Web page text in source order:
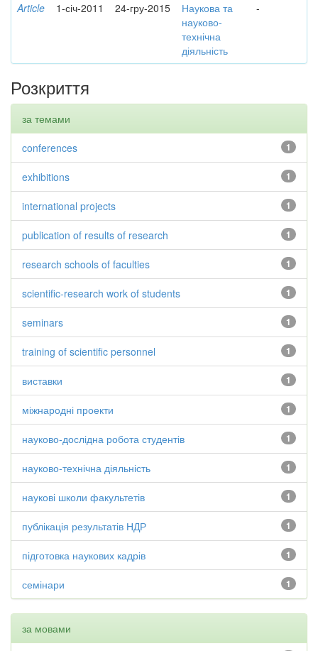
Article 1-січ-2011 24-гру-2015
Наукова та
науково-
технічна
діяльність
-
Розкриття
за темами
1
conferences
1
exhibitions
1
international projects
1
publication of results of research
1
research schools of faculties
1
scientific-research work of students
1
seminars
1
training of scientific personnel
1
виставки
1
міжнародні проекти
1
науково-дослідна робота студентів
1
науково-технічна діяльність
1
наукові школи факультетів
1
публікація результатів НДР
1
підготовка наукових кадрів
1
семінари
за мовами